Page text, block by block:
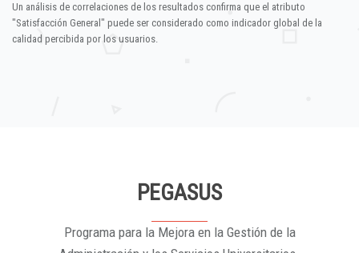
Un análisis de correlaciones de los resultados confirma que el atributo
"Satisfacción General" puede ser considerado como indicador global de la
calidad percibida por los usuarios.
PEGASUS
Programa para la Mejora en la Gestión de la